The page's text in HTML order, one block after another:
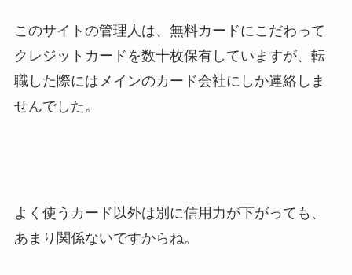
このサイトの管理人は、無料カードにこだわって
クレジットカードを数十枚保有していますが、転
職した際にはメインのカード会社にしか連絡しま
せんでした。
よく使うカード以外は別に信用力が下がっても、
あまり関係ないですからね。